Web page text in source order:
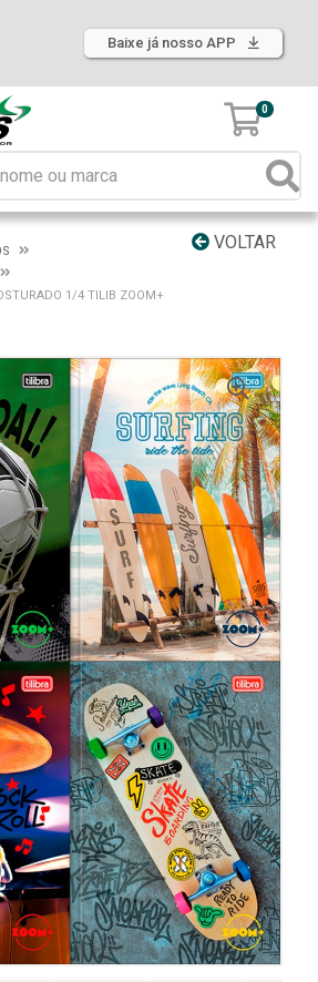
Baixe já nosso APP
0
VOLTAR
1/4 TILIB ZOOM+